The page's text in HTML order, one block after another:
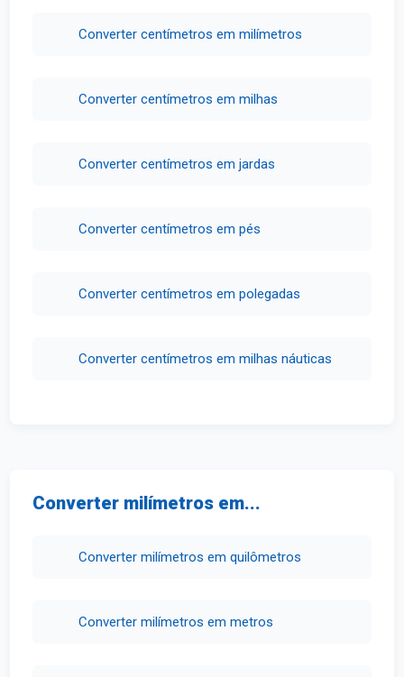
Converter centímetros em milímetros
Converter centímetros em milhas
Converter centímetros em jardas
Converter centímetros em pés
Converter centímetros em polegadas
Converter centímetros em milhas náuticas
Converter milímetros em...
Converter milímetros em quilômetros
Converter milímetros em metros